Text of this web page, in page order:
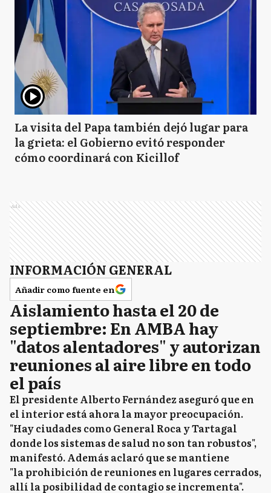
La visita del Papa también dejó lugar para
la grieta: el Gobierno evitó responder
cómo coordinará con Kicillof
Ads
INFORMACIÓN GENERAL
Añadir como fuente en
Aislamiento hasta el 20 de
septiembre: En AMBA hay
"datos alentadores" y autorizan
reuniones al aire libre en todo
el país
El presidente Alberto Fernández aseguró que en
el interior está ahora la mayor preocupación.
"Hay ciudades como General Roca y Tartagal
donde los sistemas de salud no son tan robustos",
manifestó. Además aclaró que se mantiene
"la prohibición de reuniones en lugares cerrados,
allí la posibilidad de contagio se incrementa".